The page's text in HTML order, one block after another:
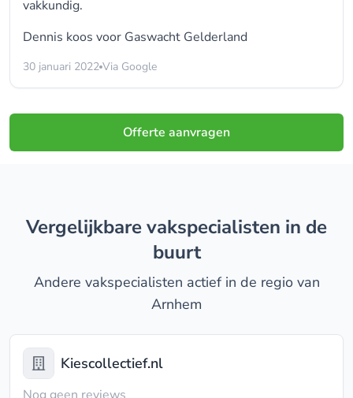
vakkundig.
Dennis koos voor Gaswacht Gelderland
30 januari 2022 Via Google
Offerte aanvragen
Vergelijkbare vakspecialisten in de
buurt
Andere vakspecialisten actief in de regio van
Arnhem
Kiescollectief.nl